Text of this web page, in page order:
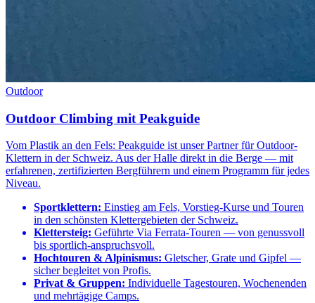
Outdoor
Outdoor Climbing mit Peakguide
Vom Plastik an den Fels: Peakguide ist unser Partner für Outdoor-
Klettern in der Schweiz. Aus der Halle direkt in die Berge — mit
erfahrenen, zertifizierten Bergführern und einem Programm für jedes
Niveau.
Sportklettern: Einstieg am Fels, Vorstieg-Kurse und Touren
in den schönsten Klettergebieten der Schweiz.
Klettersteig: Geführte Via Ferrata-Touren — von genussvoll
bis sportlich-anspruchsvoll.
Hochtouren & Alpinismus: Gletscher, Grate und Gipfel —
sicher begleitet von Profis.
Privat & Gruppen: Individuelle Tagestouren, Wochenenden
und mehrtägige Camps.